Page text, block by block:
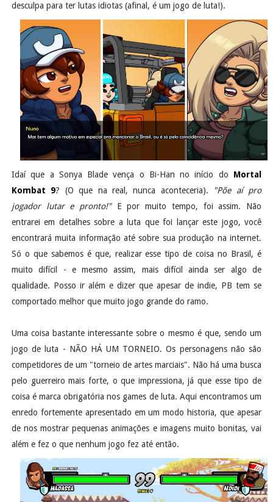
desculpa para ter lutas idiotas (afinal, é um jogo de luta!).
Idaí que a Sonya Blade vença o Bi-Han no início do Mortal
Kombat 9? (O que na real, nunca aconteceria).
"Põe aí pro
jogador lutar e pronto!"E por muito tempo, foi assim. Não
entrarei em detalhes sobre a luta que foi lançar este jogo, você
encontrará muita informação até sobre sua produção na internet.
Só o que sabemos é que, realizar esse tipo de coisa no Brasil, é
muito difícil - e mesmo assim, mais difícil ainda ser algo de
qualidade. Posso ir além e dizer que apesar de indie, PB tem se
comportado melhor que muito jogo grande do ramo.
Uma coisa bastante interessante sobre o mesmo é que, sendo um
jogo de luta - NÃO HÁ UM TORNEIO. Os personagens não são
competidores de um "torneio de artes marciais". Não há uma busca
pelo guerreiro mais forte, o que impressiona, já que esse tipo de
coisa é marca obrigatória nos games de luta. Aqui encontramos um
enredo fortemente apresentado em um modo historia, que apesar
de nos mostrar pequenas animações e imagens muito bonitas, vai
além e fez o que nenhum jogo fez até então.